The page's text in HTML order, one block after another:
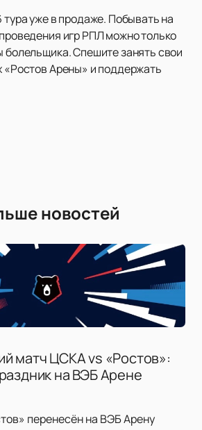
уже в продаже. Побывать на
игр РПЛ можно только
болельщика. Спешите занять свои
«Ростов Арены» и поддержать
новостей
матч ЦСКА vs «Ростов»:
на ВЭБ Арене
перенесён на ВЭБ Арену